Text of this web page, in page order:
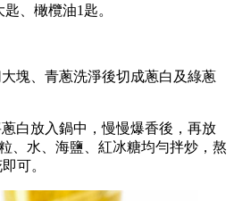
、橄欖油1匙。
塊、青蔥洗淨後切成蔥白及綠蔥
白放入鍋中，慢慢爆香後，再放
、水、海鹽、紅冰糖均勻拌炒，熬
可。